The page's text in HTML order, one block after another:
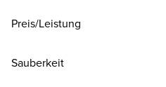
Preis/Leistung
Sauberkeit